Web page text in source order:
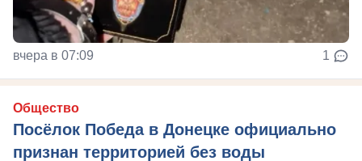
вчера в 07:09 1
Общество
Посёлок Победа в Донецке официально
признан территорией без воды